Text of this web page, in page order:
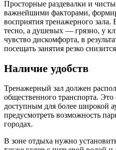
Просторные раздевалки и
важнейшими факторами,
восприятия тренажерного зала.
тесно, а душевых — грязно, у
чувство дискомфорта, в
посещать занятия резко
Наличие удобств
Тренажерный зал должен
общественного транспорта. Это
доступным для более широкой
предусмотреть возможность
городах.
В зоне отдыха нужно